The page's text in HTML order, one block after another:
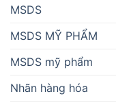
MSDS
MSDS MỸ PHẨM
MSDS mỹ phẩm
Nhãn hàng hóa